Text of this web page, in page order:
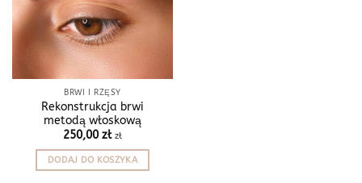
BRWI I RZĘSY
Rekonstrukcja brwi
metodą włoskową
250,00zł zł
DODAJ DO KOSZYKA